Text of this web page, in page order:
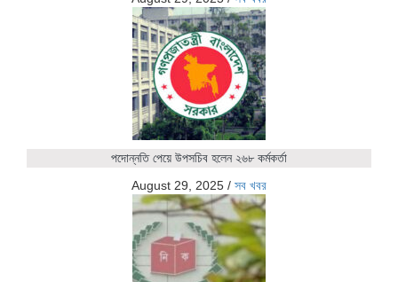
পদোন্নতি পেয়ে উপসচিব হলেন ২৬৮ কর্মকর্তা
August 29, 2025 / সব খবর